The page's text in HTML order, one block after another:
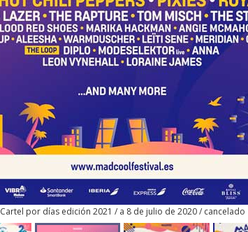
Cartel por días edición 2021 / a 8 de julio de 2020 / cancelado